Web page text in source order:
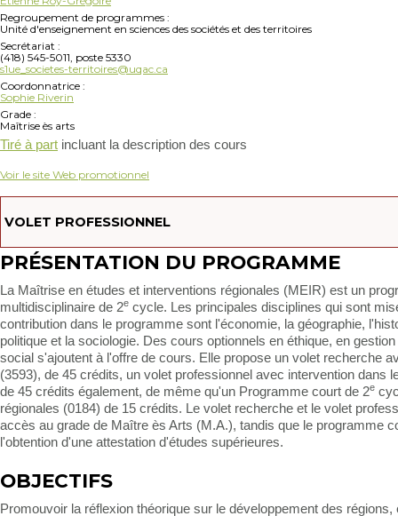
Regroupement de programmes :
Unité d'enseignement en sciences des sociétés et des territoires
Secrétariat :
(418) 545-5011, poste 5330
s1ue_societes-territoires@uqac.ca
Coordonnatrice :
Sophie Riverin
Grade :
Maîtrise ès arts
Tiré à part incluant la description des cours
Voir le site Web promotionnel
VOLET PROFESSIONNEL
PRÉSENTATION DU PROGRAMME
La Maîtrise en études et interventions régionales (MEIR) est un
multidisciplinaire de 2e cycle. Les principales disciplines qui sont
contribution dans le programme sont l'économie, la géographie,
politique et la sociologie. Des cours optionnels en éthique, en
social s'ajoutent à l'offre de cours. Elle propose un volet recherche
(3593), de 45 crédits, un volet professionnel avec intervention dans
de 45 crédits également, de même qu'un Programme court de 2e
régionales (0184) de 15 crédits. Le volet recherche et le volet
accès au grade de Maître ès Arts (M.A.), tandis que le programme
l'obtention d'une attestation d'études supérieures.
OBJECTIFS
Promouvoir la réflexion théorique sur le développement des régions,